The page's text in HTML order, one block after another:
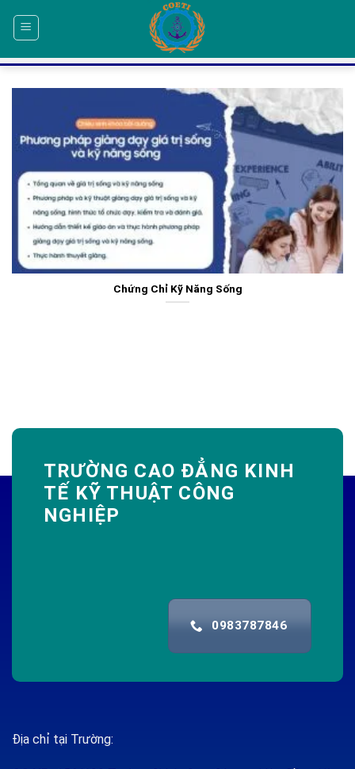
Chứng Chỉ Kỹ Năng Sống
TRƯỜNG CAO ĐẲNG KINH
TẾ KỸ THUẬT CÔNG
NGHIỆP
0983787846
Địa chỉ tại Trường: